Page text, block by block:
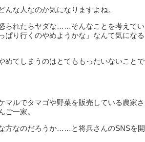
んな人なのか気になりますよね。
られたらヤダな……そんなことを考えてい
ぱり行くのやめようかな」なんて気になる
めてしまうのはとてももったいないことで
マルでタマゴや野菜を販売している農家さ
ご一家。
方なのだろうか……と将兵さんのSNSを開